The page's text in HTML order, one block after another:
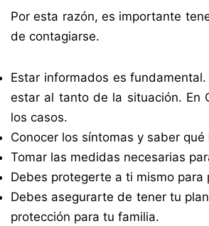
Por esta razón, es importante
de contagiarse.
Estar informados es
estar al tanto de la situación. En
los casos.
Conocer los síntomas y saber
Tomar las medidas necesarias
Debes protegerte a ti mismo para
Debes asegurarte de tener tu
protección para tu familia.